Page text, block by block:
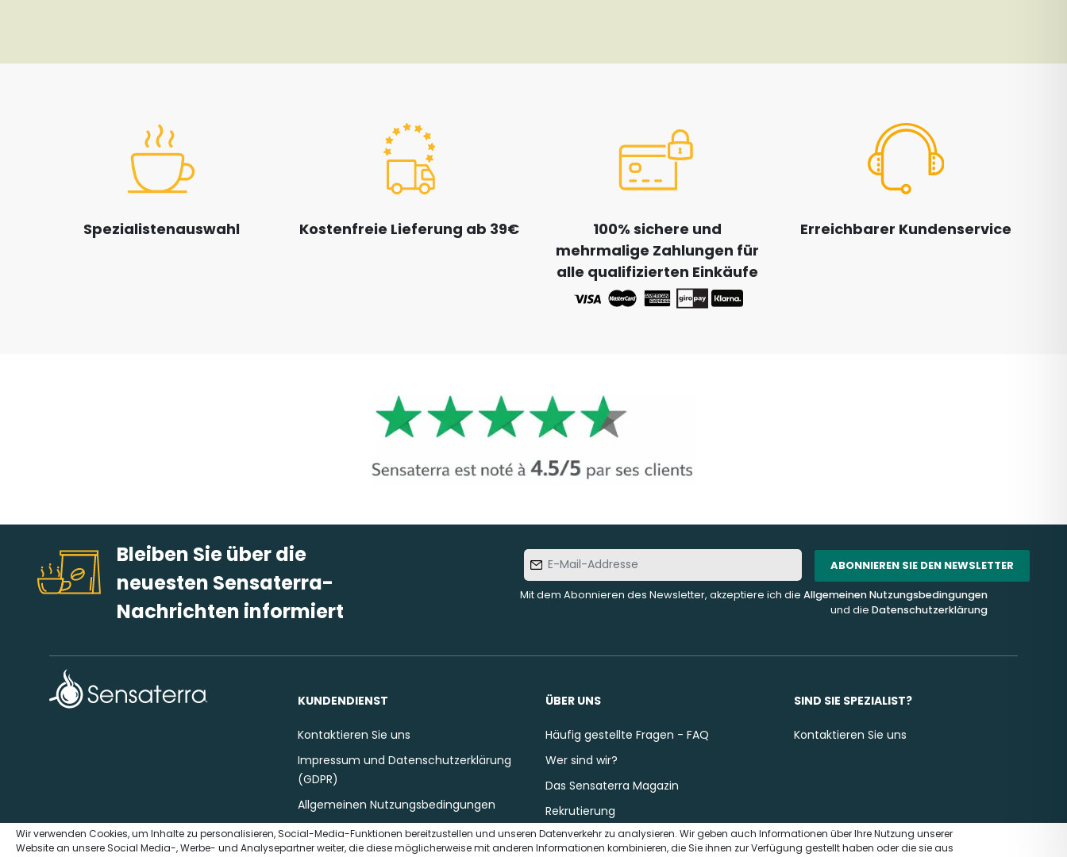
Spezialistenauswahl Kostenfreie Lieferung ab 39€
100% sichere und
mehrmalige Zahlungen für
alle qualifizierten Einkäufe
Erreichbarer Kundenservice
Bleiben Sie über die
neuesten Sensaterra-
Nachrichten informiert
E-Mail-
Addresse
ABONNIEREN SIE DEN NEWSLETTER
Mit dem Abonnieren des Newsletter, akzeptiere ich die Allgemeinen Nutzungsbedingungen
und die Datenschutzerklärung
KUNDENDIENST
Kontaktieren Sie uns
Impressum und Datenschutzerklärung
(GDPR)
Allgemeinen Nutzungsbedingungen
ÜBER UNS
Häufig gestellte Fragen - FAQ
Wer sind wir?
Das Sensaterra Magazin
Rekrutierung
SIND SIE SPEZIALIST?
Kontaktieren Sie uns
Wir verwenden Cookies, um Inhalte zu personalisieren, Social-Media-Funktionen bereitzustellen und unseren Datenverkehr zu analysieren. Wir geben auch Informationen über Ihre Nutzung unserer
Website an unsere Social Media-, Werbe- und Analysepartner weiter, die diese möglicherweise mit anderen Informationen kombinieren, die Sie ihnen zur Verfügung gestellt haben oder die sie aus